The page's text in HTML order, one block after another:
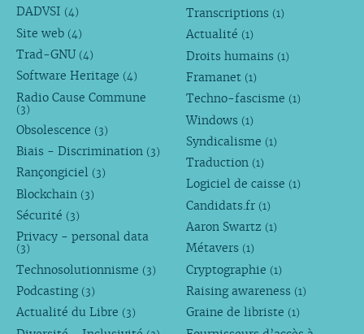
DADVSI (4)
Site web (4)
Trad-GNU (4)
Software Heritage (4)
Radio Cause Commune
(3)
Obsolescence (3)
Biais - Discrimination (3)
Rançongiciel (3)
Blockchain (3)
Sécurité (3)
Privacy - personal data
(3)
Technosolutionnisme (3)
Podcasting (3)
Actualité du Libre (3)
Transcriptions (1)
Actualité (1)
Droits humains (1)
Framanet (1)
Techno-fascisme (1)
Windows (1)
Syndicalisme (1)
Traduction (1)
Logiciel de caisse (1)
Candidats.fr (1)
Aaron Swartz (1)
Métavers (1)
Cryptographie (1)
Raising awareness (1)
Graine de libriste (1)